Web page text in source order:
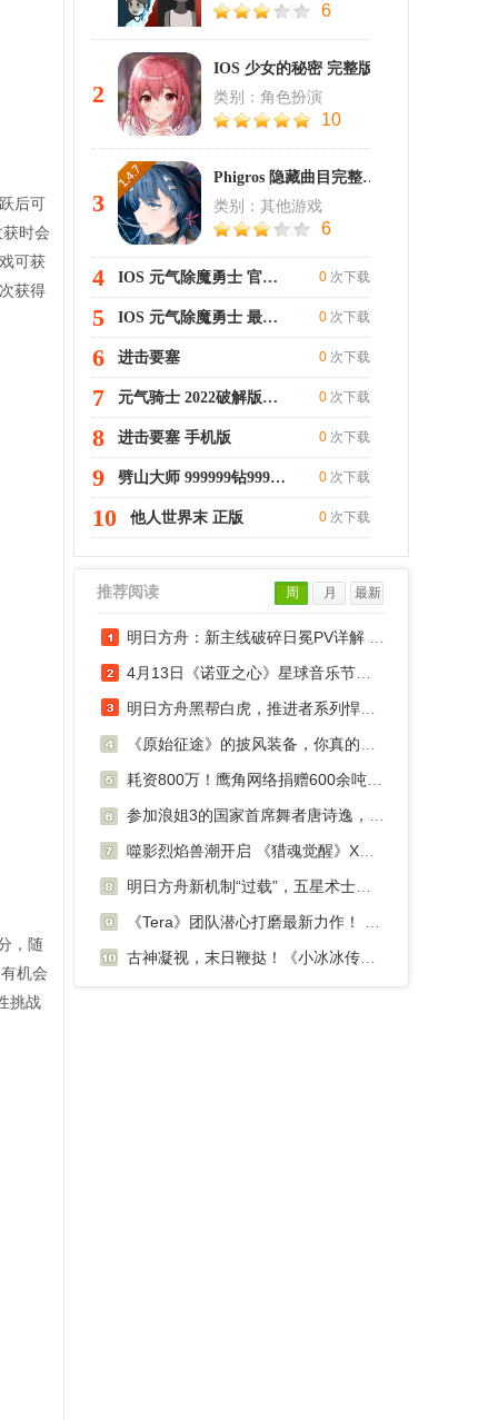
后可
时会
可获
获得
，随
机会
挑战
6
2
IOS 少女的秘密 完整版
类别：角色扮演
10
3
Phigros 隐藏曲目完整下载
类别：其他游戏
6
4 IOS 元气除魔勇士 官方版 0 次下载
5 IOS 元气除魔勇士 最新版 0 次下载
6 进击要塞 0 次下载
7 元气骑士 2022破解版全无限版安卓版下载 0 次下载
8 进击要塞 手机版 0 次下载
9 劈山大师 999999钻999999金币 0 次下载
10 他人世界末 正版 0 次下载
推荐阅读 周 月 最新